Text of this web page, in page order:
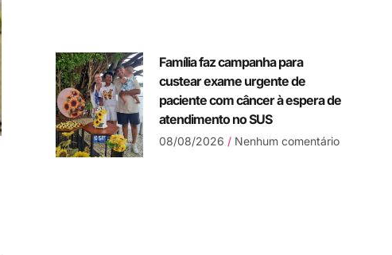
Família faz campanha para
custear exame urgente de
paciente com câncer à espera de
atendimento no SUS
08/08/2026 Nenhum comentário